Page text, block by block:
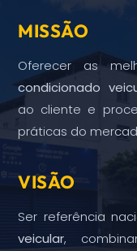
MISSÃO
Oferecer as
condicionado
ao cliente e
práticas do
VISÃO
Ser referência
veicular,